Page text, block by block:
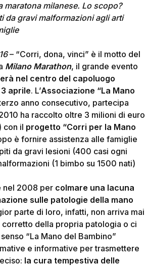
maratona milanese. Lo scopo?
da gravi malformazioni agli arti
– “Corri, dona, vinci” è il motto del
Milano Marathon, il grande evento
nel centro del capoluogo
aprile. L’Associazione “La Mano
anno consecutivo, partecipa
ha raccolto oltre 3 milioni di euro
con il progetto “Corri per la Mano
è fornire assistenza alle famiglie
da gravi lesioni (400 casi ogni
(1 bimbo su 1500 nati)
nel 2008 per colmare una lacuna
sulle patologie della mano
parte di loro, infatti, non arriva mai
corretto della propria patologia o ci
“La Mano del Bambino”
e informative per trasmettere
la cura tempestiva delle